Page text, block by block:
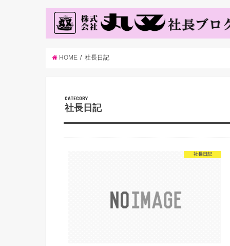
HOME 社長日記
CATEGORY
社長日記
社長日記